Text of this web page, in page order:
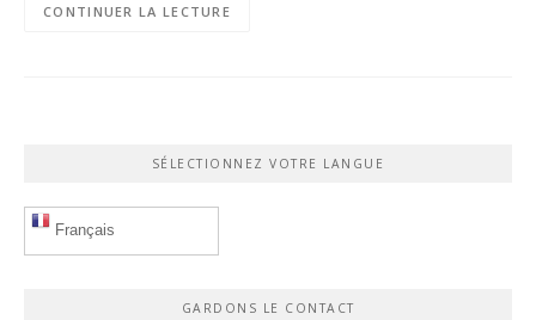
CONTINUER LA LECTURE
SÉLECTIONNEZ VOTRE LANGUE
Français
GARDONS LE CONTACT